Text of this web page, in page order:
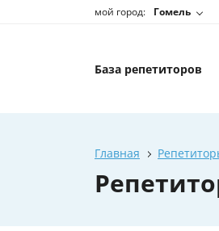
мой город: Гомель
База репетиторов
Главная